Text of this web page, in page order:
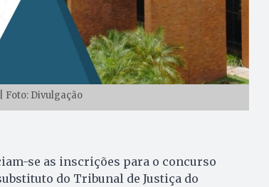
Foto: Divulgação
se as inscrições para o concurso
do Tribunal de Justiça do